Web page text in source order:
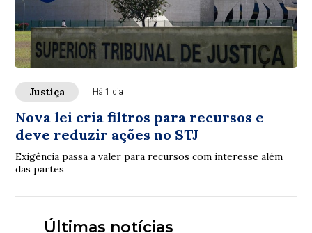
Justiça Há 1 dia
Nova lei cria filtros para recursos e
deve reduzir ações no STJ
Exigência passa a valer para recursos com interesse além
das partes
Últimas notícias